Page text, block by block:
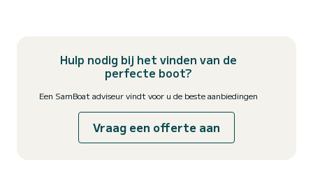
Hulp nodig bij het vinden van de
perfecte boot?
Een SamBoat adviseur vindt voor u de beste aanbiedingen
Vraag een offerte aan